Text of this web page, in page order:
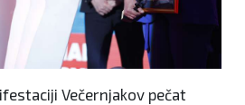
Večernjakov pečat